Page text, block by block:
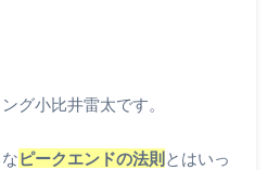
グ小比井雷太です。
ピークエンドの法則 とはいっ